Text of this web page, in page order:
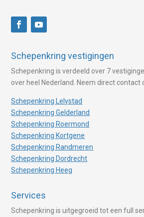
Schepenkring vestigingen
Schepenkring is verdeeld over 7
over heel Nederland. Neem direct contact
Schepenkring Lelystad
Schepenkring Gelderland
Schepenkring Roermond
Schepenkring Kortgene
Schepenkring Randmeren
Schepenkring Dordrecht
Schepenkring Heeg
Services
Schepenkring is uitgegroeid tot een full